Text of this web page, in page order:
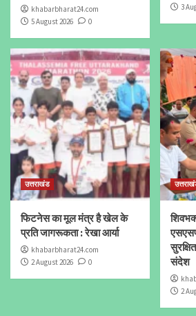
khabarbharat24.com
5 August 2026
0
3
उत्तराखंड
फिटनेस का मूल मंत्र है खेल के
प्रति जागरूकता : रेखा आर्या
khabarbharat24.com
2 August 2026
0
संदेश
2